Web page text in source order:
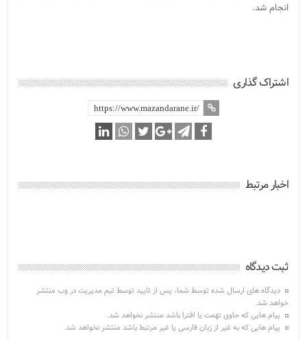
انجام شد.
اشتراک گذاری
اخبار مرتبط
ثبت دیدگاه
دیدگاه های ارسال شده توسط شما، پس از تایید توسط تیم مدیریت در وب منتشر
خواهد شد.
پیام هایی که حاوی تهمت یا افترا باشد منتشر نخواهد شد.
پیام هایی که به غیر از زبان فارسی یا غیر مرتبط باشد منتشر نخواهد شد.